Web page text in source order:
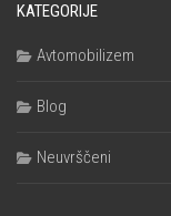
KATEGORIJE
Avtomobilizem
Blog
Neuvrščeni